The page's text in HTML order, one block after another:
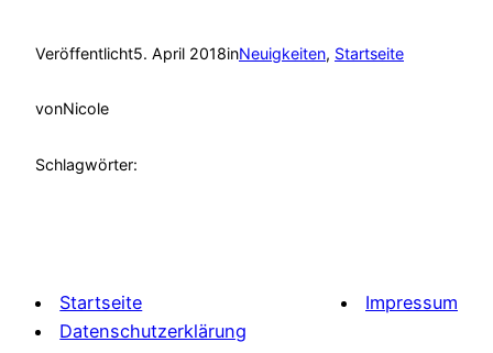
Veröffentlicht5. April 2018inNeuigkeiten, Startseite
vonNicole
Schlagwörter:
Startseite
Impressum
Datenschutzerklärung